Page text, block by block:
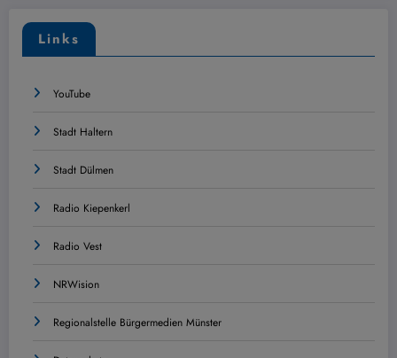
Links
YouTube
Stadt Haltern
Stadt Dülmen
Radio Kiepenkerl
Radio Vest
NRWision
Regionalstelle Bürgermedien Münster